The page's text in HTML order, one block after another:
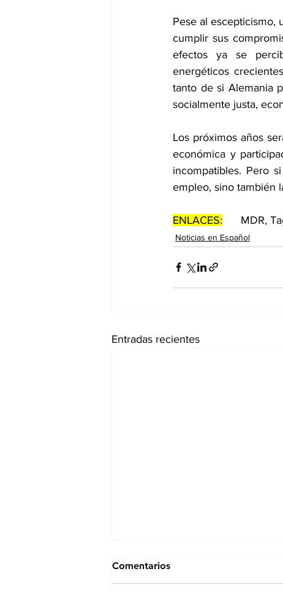
Pese al escepticismo,
cumplir sus
efectos ya se
energéticos
tanto de si Alemania
socialmente justa,
Los próximos años
económica y
incompatibles. Pero
empleo, sino también
ENLACES: MDR,
Noticias en Español
Entradas recientes
Comentarios